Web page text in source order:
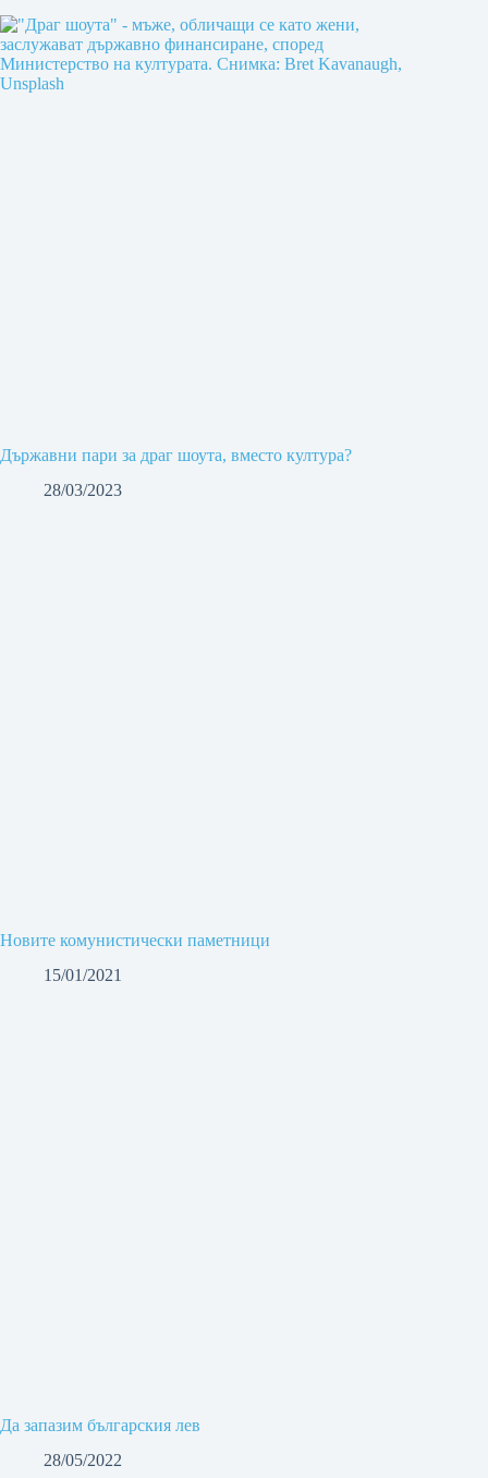
Държавни пари за драг шоута, вместо култура?
28/03/2023
Новите комунистически паметници
15/01/2021
Да запазим българския лев
28/05/2022